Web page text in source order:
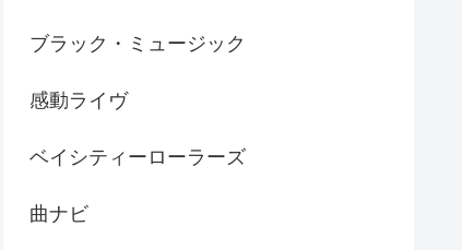
ブラック・ミュージック
感動ライヴ
ベイシティーローラーズ
曲ナビ